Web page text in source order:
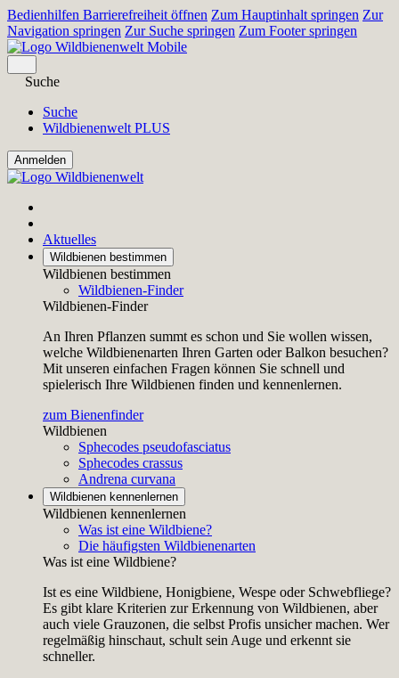
Bedienhilfen Barrierefreiheit öffnen Zum Hauptinhalt springen Zur
Navigation springen Zur Suche springen Zum Footer springen
Suche
Suche
Wildbienenwelt PLUS
Aktuelles
Wildbienen bestimmen
Wildbienen bestimmen
Wildbienen-Finder
Wildbienen-Finder
An Ihren Pflanzen summt es schon und Sie wollen wissen,
welche Wildbienenarten Ihren Garten oder Balkon besuchen?
Mit unseren einfachen Fragen können Sie schnell und
spielerisch Ihre Wildbienen finden und kennenlernen.
zum Bienenfinder
Wildbienen
Sphecodes pseudofasciatus
Sphecodes crassus
Andrena curvana
Wildbienen kennenlernen
Wildbienen kennenlernen
Was ist eine Wildbiene?
Die häufigsten Wildbienenarten
Was ist eine Wildbiene?
Ist es eine Wildbiene, Honigbiene, Wespe oder Schwebfliege?
Es gibt klare Kriterien zur Erkennung von Wildbienen, aber
auch viele Grauzonen, die selbst Profis unsicher machen. Wer
regelmäßig hinschaut, schult sein Auge und erkennt sie
schneller.